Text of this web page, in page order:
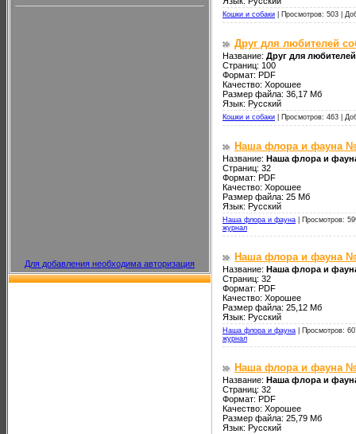
Для добавления необходима авторизация
Кошки и собаки Просмотров: 503 |
Друг для любителей
Название: Друг для
Страниц: 100
Формат: PDF
Качество: Хорошее
Размер файла: 36,17 Мб
Язык: Русский
Кошки и собаки Просмотров: 463 |
Наша флора и фауна
Название: Наша флора и
Страниц: 32
Формат: PDF
Качество: Хорошее
Размер файла: 25 Мб
Язык: Русский
Наша флора и фауна
Просмотров:
журнал
Наша флора и фауна
Название: Наша флора и
Страниц: 32
Формат: PDF
Качество: Хорошее
Размер файла: 25,12 Мб
Язык: Русский
Наша флора и фауна
Просмотров:
журнал
Наша флора и фауна
Название: Наша флора и
Страниц: 32
Формат: PDF
Качество: Хорошее
Размер файла: 25,79 Мб
Язык: Русский